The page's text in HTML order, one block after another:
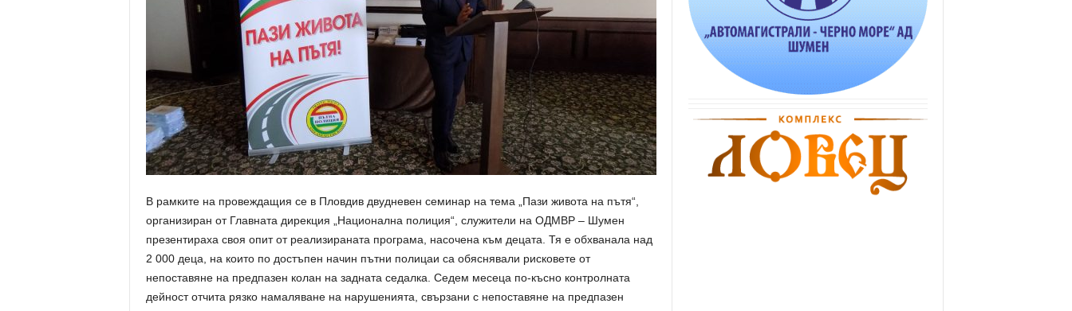
В рамките на провеждащия се в Пловдив двудневен семинар на тема „Пази живота на пътя“,
организиран от Главната дирекция „Национална полиция“, служители на ОДМВР – Шумен
презентираха своя опит от реализираната програма, насочена към децата. Тя е обхванала над
2 000 деца, на които по достъпен начин пътни полицаи са обяснявали рисковете от
непоставяне на предпазен колан на задната седалка. Седем месеца по-късно контролната
дейност отчита рязко намаляване на нарушенията, свързани с непоставяне на предпазен